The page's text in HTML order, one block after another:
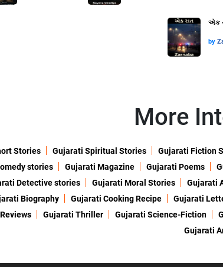
એક
by
More
Stories Gujarati Spiritual Stories Gujarati Fiction
stories
Gujarati Magazine Gujarati Poems
Detective stories
Gujarati Moral Stories Gujarati
Biography
Gujarati Cooking Recipe Gujarati
Gujarati Thriller Gujarati Science-Fiction
Gujarati